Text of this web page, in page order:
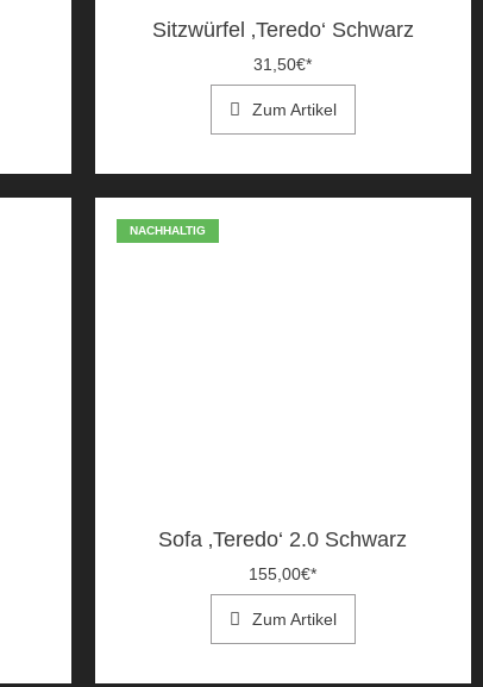
Sitzwürfel ‚Teredo‘ Schwarz
31,50€*
Zum Artikel
NACHHALTIG
Sofa ‚Teredo‘ 2.0 Schwarz
155,00€*
Zum Artikel